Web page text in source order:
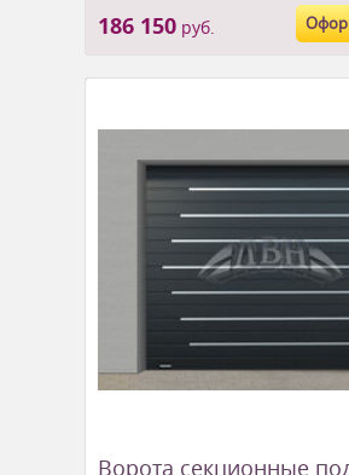
186 150руб.
Ворота секционные